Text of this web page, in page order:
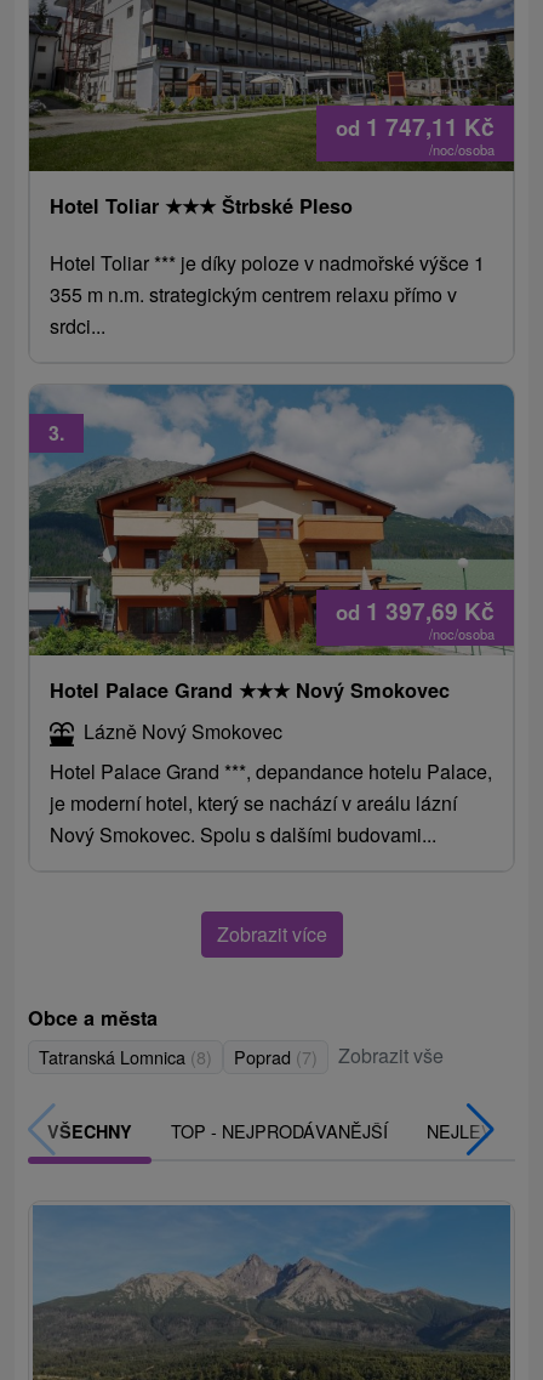
od 1 747,11 Kč
/noc/osoba
Hotel Toliar ★★★ Štrbské Pleso
Hotel Toliar *** je díky poloze v nadmořské výšce 1
355 m n.m. strategickým centrem relaxu přímo v
srdci...
od 1 397,69 Kč
/noc/osoba
3.
Hotel Palace Grand ★★★ Nový Smokovec
Lázně Nový Smokovec
Hotel Palace Grand ***, depandance hotelu Palace,
je moderní hotel, který se nachází v areálu lázní
Nový Smokovec. Spolu s dalšími budovami...
Zobrazit více
Obce a města
Tatranská Lomnica (8) Poprad (7) Zobrazit vše
VŠECHNY TOP - NEJPRODÁVANĚJŠÍ NEJLEVNĚJŠÍ